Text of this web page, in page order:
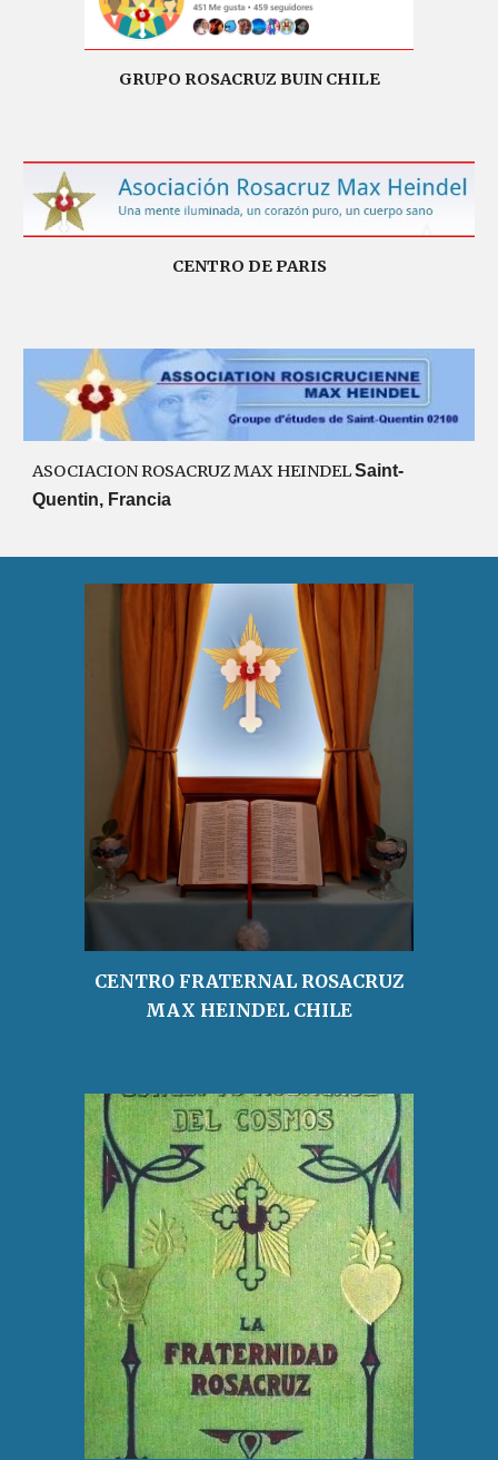
GRUPO ROSACRUZ BUIN CHILE
CENTRO DE PARIS
ASOCIACION ROSACRUZ MAX HEINDELSaint-
Quentin, Francia
CENTRO FRATERNAL ROSACRUZ
MAX HEINDEL CHILE